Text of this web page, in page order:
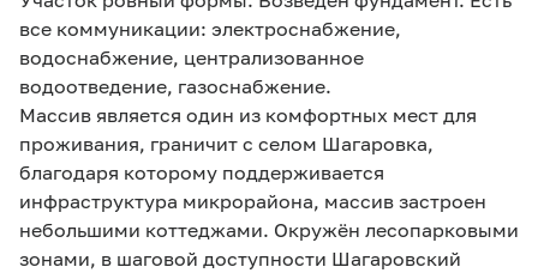
все коммуникации: электроснабжение,
водоснабжение, централизованное
водоотведение, газоснабжение.
Массив является один из комфортных мест для
проживания, граничит с селом Шагаровка,
благодаря которому поддерживается
инфраструктура микрорайона, массив застроен
небольшими коттеджами. Окружён лесопарковыми
зонами, в шаговой доступности Шагаровский